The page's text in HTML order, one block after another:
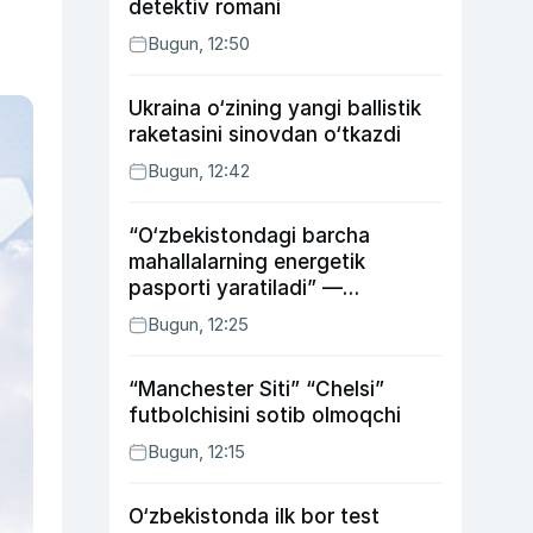
detektiv romani
Bugun, 12:50
Ukraina o‘zining yangi ballistik
raketasini sinovdan o‘tkazdi
Bugun, 12:42
“O‘zbekistondagi barcha
mahallalarning energetik
pasporti yaratiladi” —
energetika vaziri
Bugun, 12:25
“Manchester Siti” “Chelsi”
futbolchisini sotib olmoqchi
Bugun, 12:15
O‘zbekistonda ilk bor test